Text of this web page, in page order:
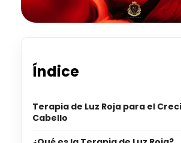
Índice
Terapia de Luz Roja para el
Cabello